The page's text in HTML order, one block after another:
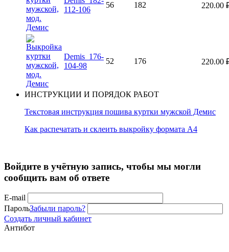
112-106
56 182 220.00
Demis_176-
104-98
52 176 220.00
ИНСТРУКЦИИ И ПОРЯДОК РАБОТ
Текстовая инструкция пошива куртки мужской Демис
Как распечатать и склеить выкройку формата А4
Войдите в учётную запись, чтобы мы могли
сообщить вам об ответе
E-mail
ПарольЗабыли пароль?
Создать личный кабинет
Антибот